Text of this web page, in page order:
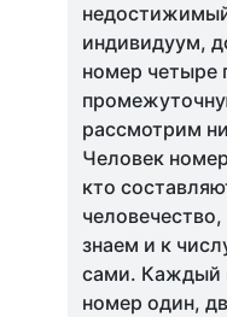
индивидуум,
номер четыре
рассмотрим
Человек
кто
знаем и к
сами. Каждый
номер один,